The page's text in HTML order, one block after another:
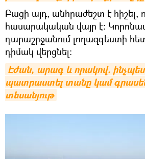
Բացի այդ, անհրաժեշտ է հիշել,
հասարակական վայր է։
դարաշրջանում լողազգեստի
դիմակ վերցնել։
Էժան, արագ և որակով.
պատրաստել տանը կամ
տեսանյութ